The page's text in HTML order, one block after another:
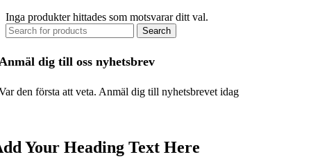
Inga produkter hittades som motsvarar ditt val.
Search
dig till oss nyhetsbrev
den första att veta. Anmäl dig till nyhetsbrevet idag
Your Heading Text Here